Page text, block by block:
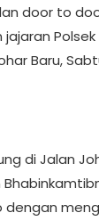
door to
Polsek
Baru,
di Jalan
dengan